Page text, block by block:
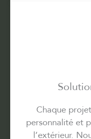
Chaque
personnalité et
l’extérieur.